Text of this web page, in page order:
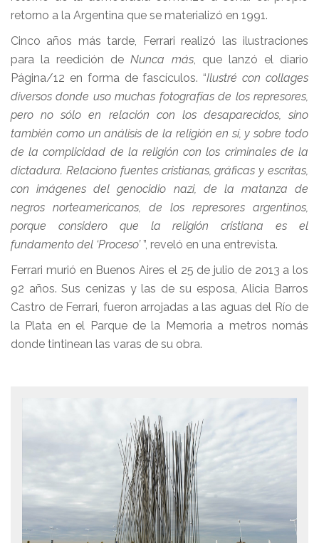
retorno a la Argentina que se materializó en 1991.
Cinco años más tarde, Ferrari realizó las ilustraciones
para la reedición deNunca más, que lanzó el diario
Página/12 en forma de fascículos. “Ilustré con collages
diversos donde uso muchas fotografías de los represores,
pero no sólo en relación con los desaparecidos, sino
también como un análisis de la religión en sí, y sobre todo
de la complicidad de la religión con los criminales de la
dictadura. Relaciono fuentes cristianas, gráficas y escritas,
con imágenes del genocidio nazi, de la matanza de
negros norteamericanos, de los represores argentinos,
porque considero que la religión cristiana es el
fundamento del ‘Proceso’”, reveló en una entrevista.
Ferrari murió en Buenos Aires el 25 de julio de 2013 a los
92 años. Sus cenizas y las de su esposa, Alicia Barros
Castro de Ferrari, fueron arrojadas a las aguas del Río de
la Plata en el Parque de la Memoria a metros nomás
donde tintinean las varas de su obra.